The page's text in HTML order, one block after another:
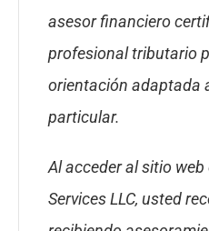
asesor financiero
profesional tributario
orientación adaptada
particular.
Al acceder al sitio web
Services LLC, usted